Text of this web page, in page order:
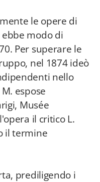
le opere di
ebbe modo di
Per superare le
nel 1874 ideò
nello
espose
Musée
il critico L.
il termine
prediligendo i